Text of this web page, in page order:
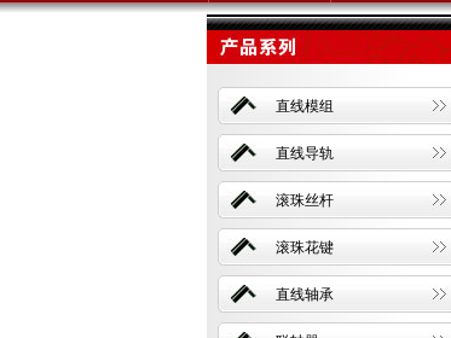
直线模组
直线导轨
滚珠丝杆
滚珠花键
直线轴承